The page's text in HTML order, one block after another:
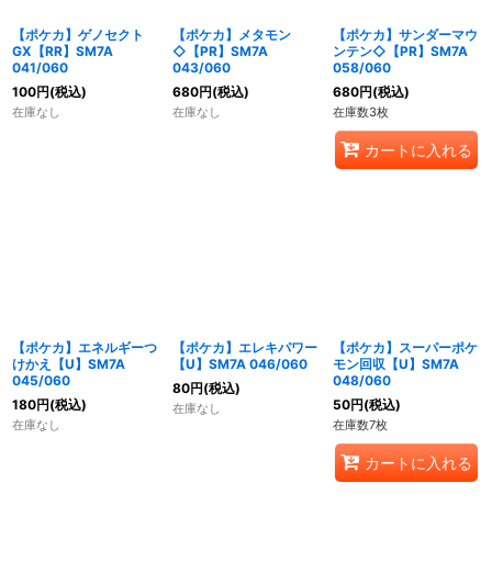
【ポケカ】ゲノセクト
GX【RR】SM7A
041/060
100円(税込)
在庫なし
【ポケカ】メタモン
◇【PR】SM7A
043/060
680円(税込)
在庫なし
【ポケカ】サンダーマウ
ンテン◇【PR】SM7A
058/060
680円(税込)
在庫数3枚
カートに入れる
【ポケカ】エネルギーつ
けかえ【U】SM7A
045/060
180円(税込)
在庫なし
【ポケカ】エレキパワー
【U】SM7A 046/060
80円(税込)
在庫なし
【ポケカ】スーパーポケ
モン回収【U】SM7A
048/060
50円(税込)
在庫数7枚
カートに入れる